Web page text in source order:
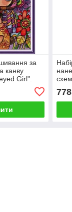
за
канву
Girl".
29*40
778